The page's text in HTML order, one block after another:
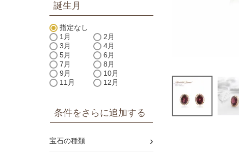
誕生月
指定なし
1月
2月
3月
4月
5月
6月
7月
8月
9月
10月
11月
12月
条件をさらに追加する
宝石の種類 ›